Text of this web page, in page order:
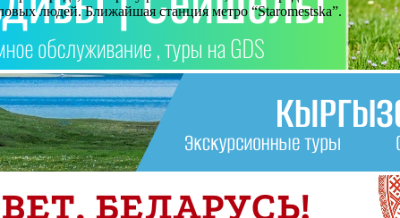
людей. Ближайшая станция метро “Staromestska”.